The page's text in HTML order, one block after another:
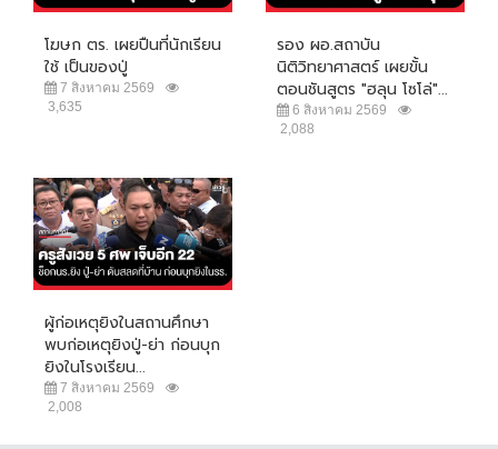
โฆษก ตร. เผยปืนที่นักเรียน
ใช้ เป็นของปู่
7 สิงหาคม 2569
3,635
รอง ผอ.สถาบัน
นิติวิทยาศาสตร์ เผยขั้น
ตอนชันสูตร "ฮลุน โซโล่"...
6 สิงหาคม 2569
2,088
ผู้ก่อเหตุยิงในสถานศึกษา
พบก่อเหตุยิงปู่-ย่า ก่อนบุก
ยิงในโรงเรียน...
7 สิงหาคม 2569
2,008